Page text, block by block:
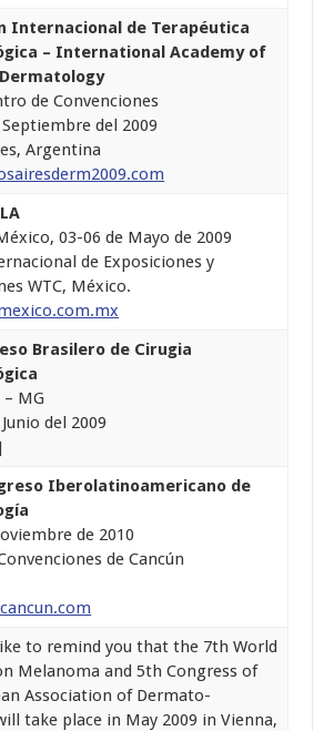
Internacional de Terapéutica
– International Academy of
de Convenciones
del 2009
Argentina
03-06 de Mayo de 2009
de Exposiciones y
WTC, México.
Brasilero de Cirugia
MG
del 2009
Iberolatinoamericano de
de 2010
de Cancún
to remind you that the 7th World
Melanoma and 5th Congress of
Association of Dermato-
take place in May 2009 in Vienna,